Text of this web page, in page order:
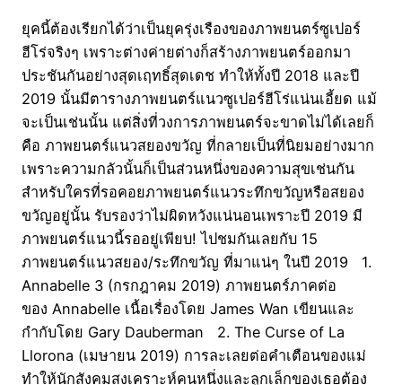
ยุคนี้ต้องเรียกได้ว่าเป็นยุครุ่งเรืองของภาพยนตร์ซูเปอร์
ฮีโร่จริงๆ เพราะต่างค่ายต่างก็สร้างภาพยนตร์ออกมา
ประชันกันอย่างสุดเฤทธิ์สุดเดช ทำให้ทั้งปี 2018 และปี
2019 นั้นมีตารางภาพยนตร์แนวซูเปอร์ฮีโร่แน่นเอี้ยด แม้
จะเป็นเช่นนั้น แต่สิ่งที่วงการภาพยนตร์จะขาดไม่ได้เลยก็
คือ ภาพยนตร์แนวสยองขวัญ ที่กลายเป็นที่นิยมอย่างมาก
เพราะความกลัวนั้นก็เป็นส่วนหนึ่งของความสุขเช่นกัน
สำหรับใครที่รอคอยภาพยนตร์แนวระทึกขวัญหรือสยอง
ขวัญอยู่นั้น รับรองว่าไม่ผิดหวังแน่นอนเพราะปี 2019 มี
ภาพยนตร์แนวนี้รออยู่เพียบ! ไปชมกันเลยกับ 15
ภาพยนตร์แนวสยอง/ระทึกขวัญ ที่มาแน่ๆ ในปี 2019 1.
Annabelle 3 (กรกฎาคม 2019) ภาพยนตร์ภาคต่อ
ของ Annabelle เนื้อเรื่องโดย James Wan เขียนและ
กำกับโดย Gary Dauberman 2. The Curse of La
Llorona (เมษายน 2019) การละเลยต่อคำเตือนของแม่
ทำให้นักสังคมสงเคราะห์คนหนึ่งและลูกเล็กของเธอต้อง